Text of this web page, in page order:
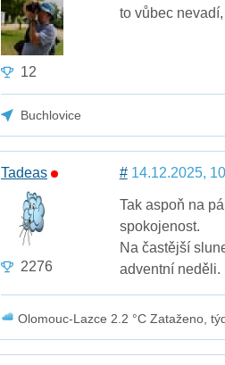
12
to vůbec
Buchlovice
Tadeas
2276
#14.12.2025,
Tak aspoň na
spokojenost.
Na častější
adventní neděli.
Olomouc-Lazce 2.2 °C Zataženo,